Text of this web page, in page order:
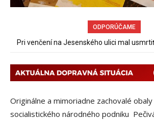
ODPORÚČAME
Pri venčení na Jesenského ulici mal
Originálne a mimoriadne zachovalé
socialistického národného podniku